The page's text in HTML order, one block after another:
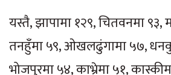
यस्तै, झापामा १२९, चितवनमा
तनहुँमा ५९, ओखलढुंगामा ५७,
भोजपुरमा ५४, काभ्रेमा ५१,